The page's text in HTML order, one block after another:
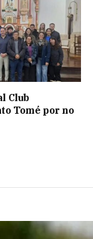
Club
Tomé por no